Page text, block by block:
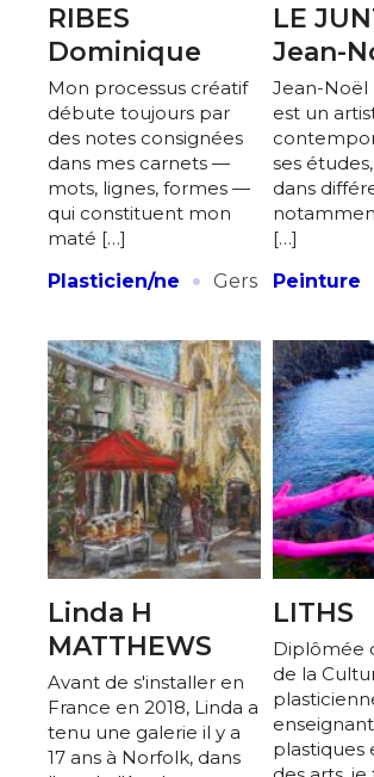
J'accepte les termes et conditions
* Champ obligatoire
Nom
Prénom
Statut / Organisation
J'accepte les termes et conditions
* Champ obligatoire
RIBES
Dominique
Mon processus créatif
débute toujours par
des notes consignées
dans mes carnets —
mots, lignes, formes —
qui constituent mon
maté […]
Plasticien/ne
· Gers
LE
Jean-
Jean-Noël
est un
ses
dans
[…]
Peinture
Linda H
MATTHEWS
Avant de s'installer en
France en 2018, Linda a
tenu une galerie il y a
17 ans à Norfolk, dans
LITHS
Diplômée
de la
plastiques